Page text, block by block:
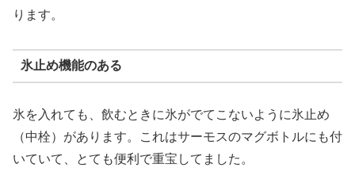
ります。
氷止め機能のある
氷を入れても、飲むときに氷がでてこないように氷止め
（中栓）があります。これはサーモスのマグボトルにも付
いていて、とても便利で重宝してました。